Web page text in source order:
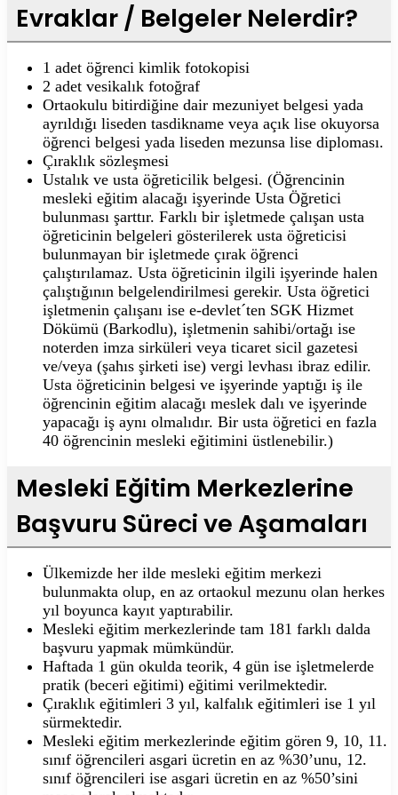
Evraklar / Belgeler Nelerdir?
1 adet öğrenci kimlik fotokopisi
2 adet vesikalık fotoğraf
Ortaokulu bitirdiğine dair mezuniyet belgesi yada
ayrıldığı liseden tasdikname veya açık lise okuyorsa
öğrenci belgesi yada liseden mezunsa lise diploması.
Çıraklık sözleşmesi
Ustalık ve usta öğreticilik belgesi. (Öğrencinin
mesleki eğitim alacağı işyerinde Usta Öğretici
bulunması şarttır. Farklı bir işletmede çalışan usta
öğreticinin belgeleri gösterilerek usta öğreticisi
bulunmayan bir işletmede çırak öğrenci
çalıştırılamaz. Usta öğreticinin ilgili işyerinde halen
çalıştığının belgelendirilmesi gerekir. Usta öğretici
işletmenin çalışanı ise e-devlet´ten SGK Hizmet
Dökümü (Barkodlu), işletmenin sahibi/ortağı ise
noterden imza sirküleri veya ticaret sicil gazetesi
ve/veya (şahıs şirketi ise) vergi levhası ibraz edilir.
Usta öğreticinin belgesi ve işyerinde yaptığı iş ile
öğrencinin eğitim alacağı meslek dalı ve işyerinde
yapacağı iş aynı olmalıdır. Bir usta öğretici en fazla
40 öğrencinin mesleki eğitimini üstlenebilir.)
Mesleki Eğitim Merkezlerine
Başvuru Süreci ve Aşamaları
Ülkemizde her ilde mesleki eğitim merkezi
bulunmakta olup, en az ortaokul mezunu olan herkes
yıl boyunca kayıt yaptırabilir.
Mesleki eğitim merkezlerinde tam 181 farklı dalda
başvuru yapmak mümkündür.
Haftada 1 gün okulda teorik, 4 gün ise işletmelerde
pratik (beceri eğitimi) eğitimi verilmektedir.
Çıraklık eğitimleri 3 yıl, kalfalık eğitimleri ise 1 yıl
sürmektedir.
Mesleki eğitim merkezlerinde eğitim gören 9, 10, 11.
sınıf öğrencileri asgari ücretin en az %30’unu, 12.
sınıf öğrencileri ise asgari ücretin en az %50’sini